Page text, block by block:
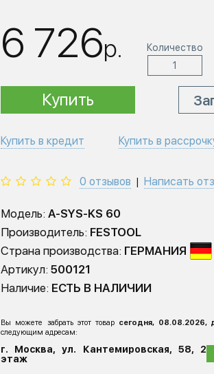
6 726р. Количество
Купить
Купить в кредит Купить в
0 отзывов Написать
Модель: A-SYS-KS 60
Производитель: FESTOOL
Страна производства: ГЕРМАНИЯ
Артикул: 500121
Наличие: ЕСТЬ В НАЛИЧИИ
Вы можете забрать этот товар сегодня, 08.08.2026,
следующим адресам:
г. Москва, ул. Кантемировская, 58, 2
этаж